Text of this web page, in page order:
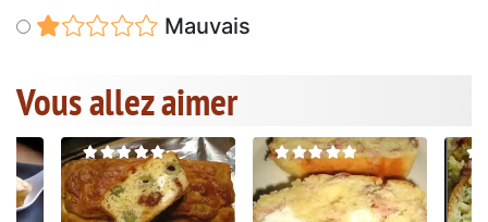
Mauvais
Vous allez aimer